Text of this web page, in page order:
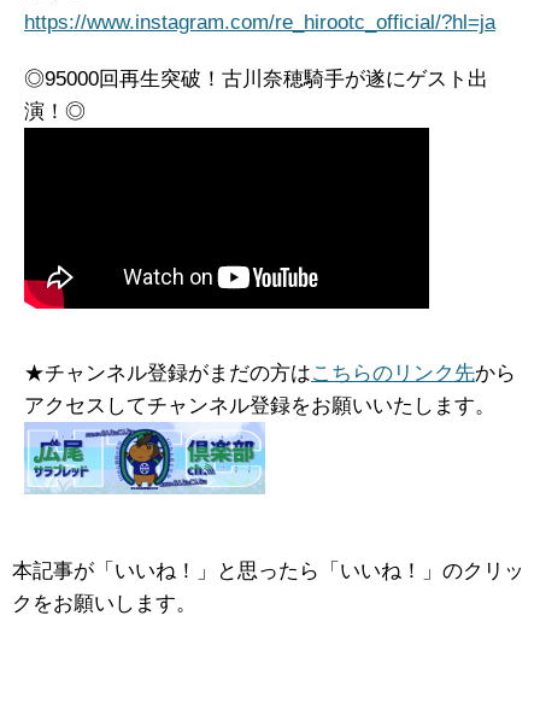
https://www.instagram.com/re_hirootc_official/?hl=ja
◎95000回再生突破！古川奈穂騎手が遂にゲスト出
演！◎
★チャンネル登録がまだの方はこちらのリンク先から
アクセスしてチャンネル登録をお願いいたします。
本記事が「いいね！」と思ったら「いいね！」のクリッ
クをお願いします。